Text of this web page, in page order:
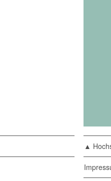
▲